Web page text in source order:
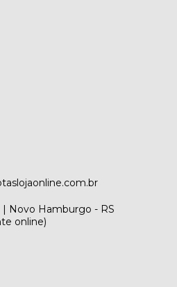
| Novo Hamburgo - RS
online)